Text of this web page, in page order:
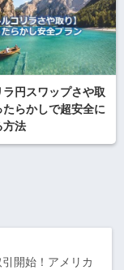
ラ円スワップさや取
たらかしで超安全に
方法
開始！アメリカ